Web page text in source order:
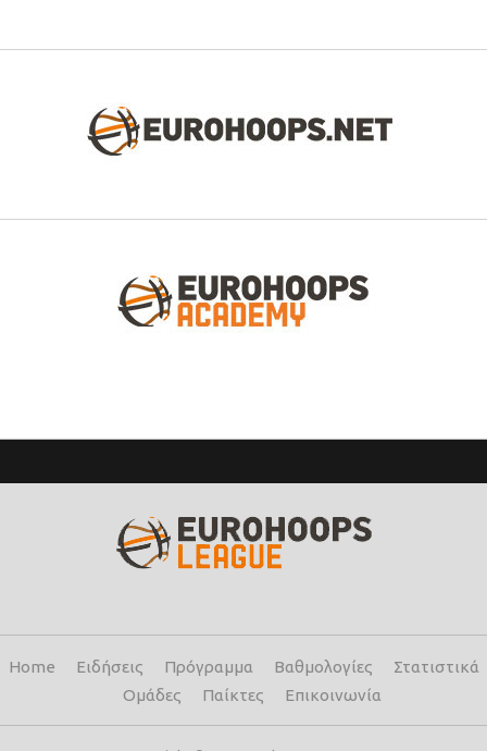
Home Ειδήσεις Πρόγραμμα Βαθμολογίες
Στατιστικά
Ομάδες
Παίκτες Επικοινωνία